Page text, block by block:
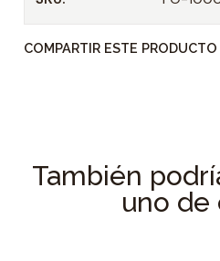
COMPARTIR ESTE PRODUCTO
También
uno de